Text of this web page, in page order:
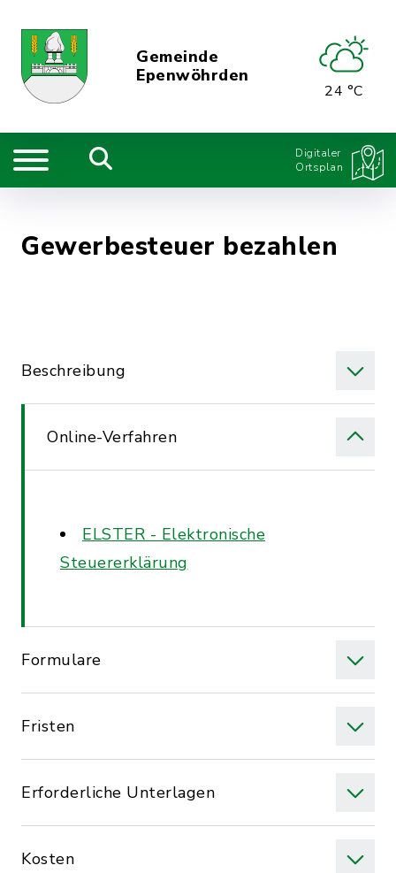
Gemeinde
Epenwöhrden
24 °C
Digitaler
Ortsplan
Gewerbesteuer bezahlen
Beschreibung
Online-Verfahren
ELSTER - Elektronische
Steuererklärung
Formulare
Fristen
Erforderliche Unterlagen
Kosten